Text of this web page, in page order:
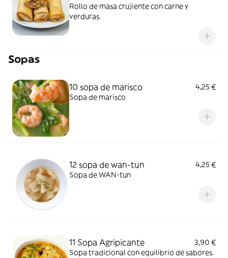
Rollo de masa crujiente con carne y
verduras.
Sopas
10 sopa de marisco
4,25 €
Sopa de marisco
12 sopa de wan-tun
4,25 €
Sopa de WAN-tun
11 Sopa Agripicante
3,90 €
Sopa tradicional con equilibrio de sabores.